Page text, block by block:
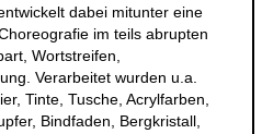
dabei mitunter eine
im teils abrupten
Wortstreifen,
Verarbeitet wurden u.a.
Tinte, Tusche, Acrylfarben,
Bindfaden, Bergkristall,